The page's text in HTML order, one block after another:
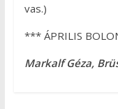
vas.)
*** ÁPRILIS
Markalf Géza,